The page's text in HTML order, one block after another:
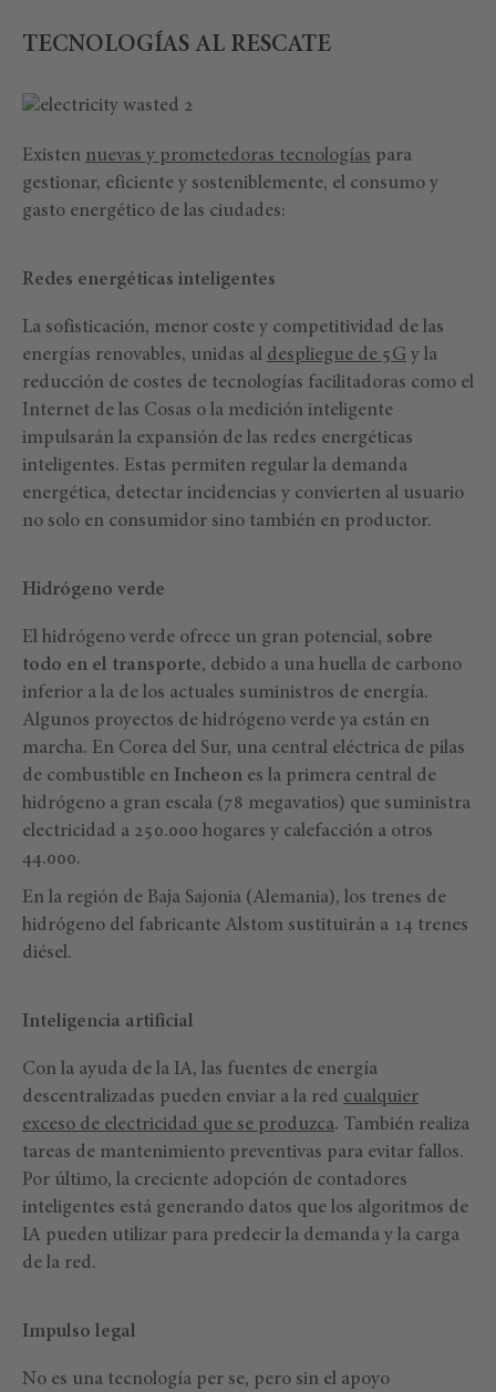
TECNOLOGÍAS AL RESCATE
Existen nuevas y prometedoras tecnologías para
gestionar, eficiente y sosteniblemente, el consumo y
gasto energético de las ciudades:
Redes energéticas inteligentes
La sofisticación, menor coste y competitividad de las
energías renovables, unidas al despliegue de 5G y la
reducción de costes de tecnologías facilitadoras como el
Internet de las Cosas o la medición inteligente
impulsarán la expansión de las redes energéticas
inteligentes. Estas permiten regular la demanda
energética, detectar incidencias y convierten al usuario
no solo en consumidor sino también en productor.
Hidrógeno verde
El hidrógeno verde ofrece un gran potencial, sobre
todo en el transporte, debido a una huella de carbono
inferior a la de los actuales suministros de energía.
Algunos proyectos de hidrógeno verde ya están en
marcha. En Corea del Sur, una central eléctrica de pilas
de combustible en Incheon es la primera central de
hidrógeno a gran escala (78 megavatios) que suministra
electricidad a 250.000 hogares y calefacción a otros
44.000.
En la región de Baja Sajonia (Alemania), los trenes de
hidrógeno del fabricante Alstom sustituirán a 14 trenes
diésel.
Inteligencia artificial
Con la ayuda de la IA, las fuentes de energía
descentralizadas pueden enviar a la red cualquier
exceso de electricidad que se produzca. También realiza
tareas de mantenimiento preventivas para evitar fallos.
Por último, la creciente adopción de contadores
inteligentes está generando datos que los algoritmos de
IA pueden utilizar para predecir la demanda y la carga
de la red.
Impulso legal
No es una tecnología per se, pero sin el apoyo